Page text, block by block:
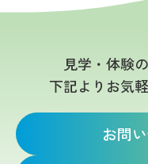
見学・体験
下記よりお気
お問